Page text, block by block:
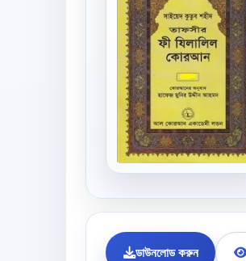
ডাউনলোড করুন